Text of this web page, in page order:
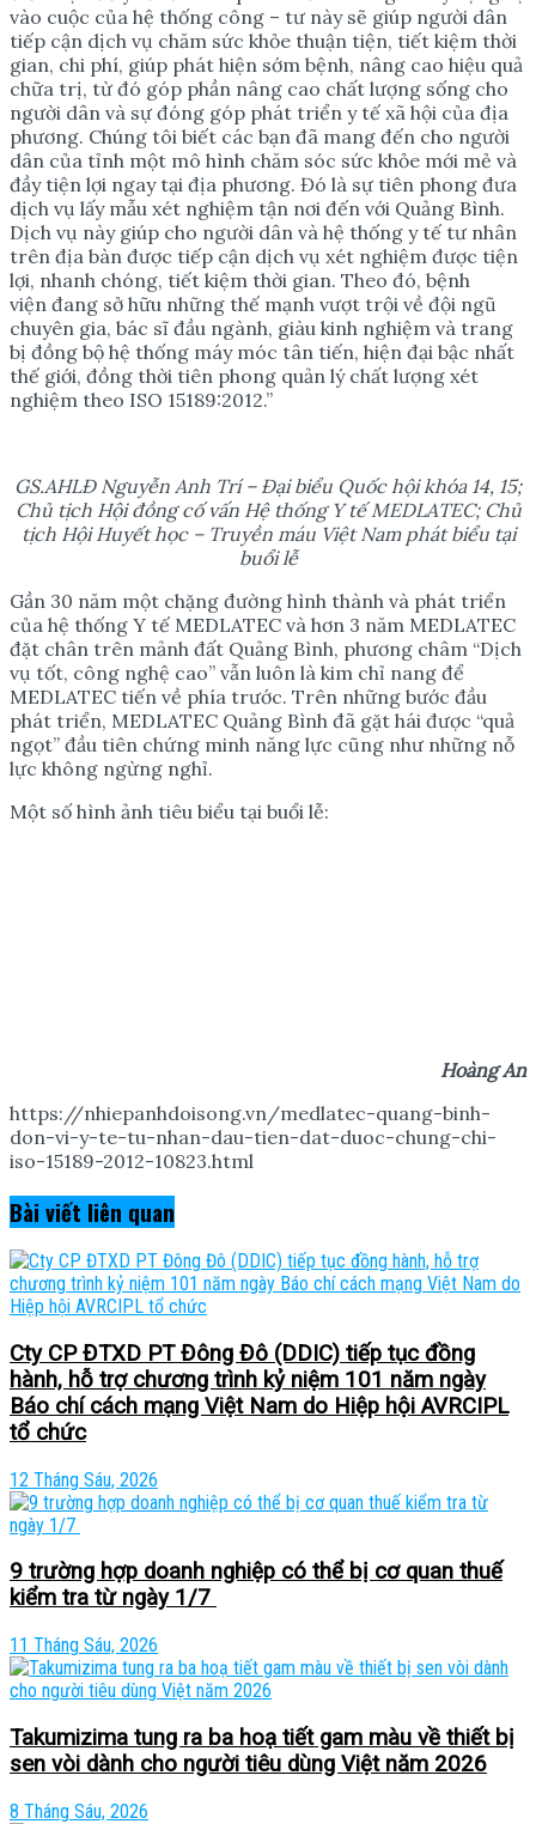
vào cuộc của hệ thống công – tư này sẽ giúp người dân
tiếp cận dịch vụ chăm sức khỏe thuận tiện, tiết kiệm thời
gian, chi phí, giúp phát hiện sớm bệnh, nâng cao hiệu quả
chữa trị, từ đó góp phần nâng cao chất lượng sống cho
người dân và sự đóng góp phát triển y tế xã hội của địa
phương. Chúng tôi biết các bạn đã mang đến cho người
dân của tỉnh một mô hình chăm sóc sức khỏe mới mẻ và
đầy tiện lợi ngay tại địa phương. Đó là sự tiên phong đưa
dịch vụ lấy mẫu xét nghiệm tận nơi đến với Quảng Bình.
Dịch vụ này giúp cho người dân và hệ thống y tế tư nhân
trên địa bàn được tiếp cận dịch vụ xét nghiệm được tiện
lợi, nhanh chóng, tiết kiệm thời gian. Theo đó, bệnh
viện đang sở hữu những thế mạnh vượt trội về đội ngũ
chuyên gia, bác sĩ đầu ngành, giàu kinh nghiệm và trang
bị đồng bộ hệ thống máy móc tân tiến, hiện đại bậc nhất
thế giới, đồng thời tiên phong quản lý chất lượng xét
nghiệm theo ISO 15189:2012.”
GS.AHLĐ Nguyễn Anh Trí – Đại biểu Quốc hội khóa 14, 15;
Chủ tịch Hội đồng cố vấn Hệ thống Y tế MEDLATEC; Chủ
tịch Hội Huyết học – Truyền máu Việt Nam phát biểu tại
buổi lễ
Gần 30 năm một chặng đường hình thành và phát triển
của hệ thống Y tế MEDLATEC và hơn 3 năm MEDLATEC
đặt chân trên mảnh đất Quảng Bình, phương châm “Dịch
vụ tốt, công nghệ cao” vẫn luôn là kim chỉ nang để
MEDLATEC tiến về phía trước. Trên những bước đầu
phát triển, MEDLATEC Quảng Bình đã gặt hái được “quả
ngọt” đầu tiên chứng minh năng lực cũng như những nỗ
lực không ngừng nghỉ.
Một số hình ảnh tiêu biểu tại buổi lễ:
Hoàng An
https://nhiepanhdoisong.vn/medlatec-quang-binh-
don-vi-y-te-tu-nhan-dau-tien-dat-duoc-chung-chi-
iso-15189-2012-10823.html
Bài viết liên quan
Cty CP ĐTXD PT Đông Đô (DDIC) tiếp tục đồng
hành, hỗ trợ chương trình kỷ niệm 101 năm ngày
Báo chí cách mạng Việt Nam do Hiệp hội AVRCIPL
tổ chức
12 Tháng Sáu, 2026
9 trường hợp doanh nghiệp có thể bị cơ quan thuế
kiểm tra từ ngày 1/7
11 Tháng Sáu, 2026
Takumizima tung ra ba hoạ tiết gam màu về thiết bị
sen vòi dành cho người tiêu dùng Việt năm 2026
8 Tháng Sáu, 2026